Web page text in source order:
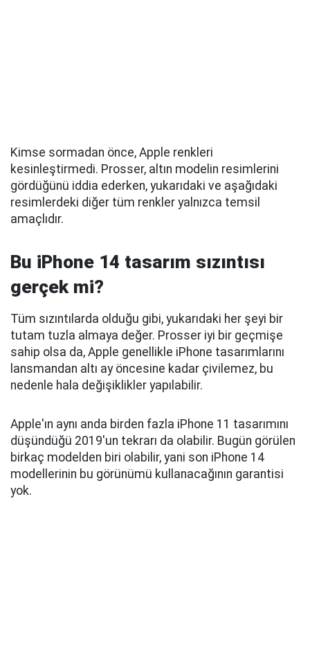
Kimse sormadan önce, Apple renkleri
kesinleştirmedi. Prosser, altın modelin resimlerini
gördüğünü iddia ederken, yukarıdaki ve aşağıdaki
resimlerdeki diğer tüm renkler yalnızca temsil
amaçlıdır.
Bu iPhone 14 tasarım sızıntısı
gerçek mi?
Tüm sızıntılarda olduğu gibi, yukarıdaki her şeyi bir
tutam tuzla almaya değer. Prosser iyi bir geçmişe
sahip olsa da, Apple genellikle iPhone tasarımlarını
lansmandan altı ay öncesine kadar çivilemez, bu
nedenle hala değişiklikler yapılabilir.
Apple'ın aynı anda birden fazla iPhone 11 tasarımını
düşündüğü 2019'un tekrarı da olabilir. Bugün görülen
birkaç modelden biri olabilir, yani son iPhone 14
modellerinin bu görünümü kullanacağının garantisi
yok.